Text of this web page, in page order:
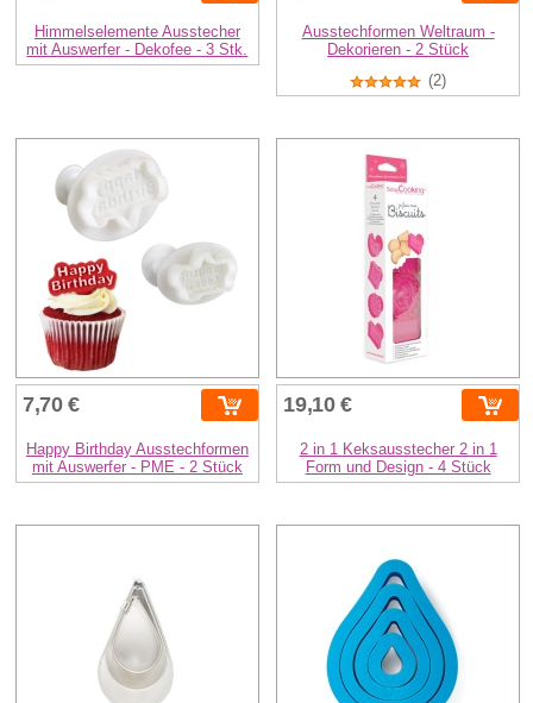
Himmelselemente Ausstecher
mit Auswerfer - Dekofee - 3 Stk.
Ausstechformen Weltraum -
Dekorieren - 2 Stück
(2)
7,70 €
Happy Birthday Ausstechformen
mit Auswerfer - PME - 2 Stück
19,10 €
2 in 1 Keksausstecher 2 in 1
Form und Design - 4 Stück